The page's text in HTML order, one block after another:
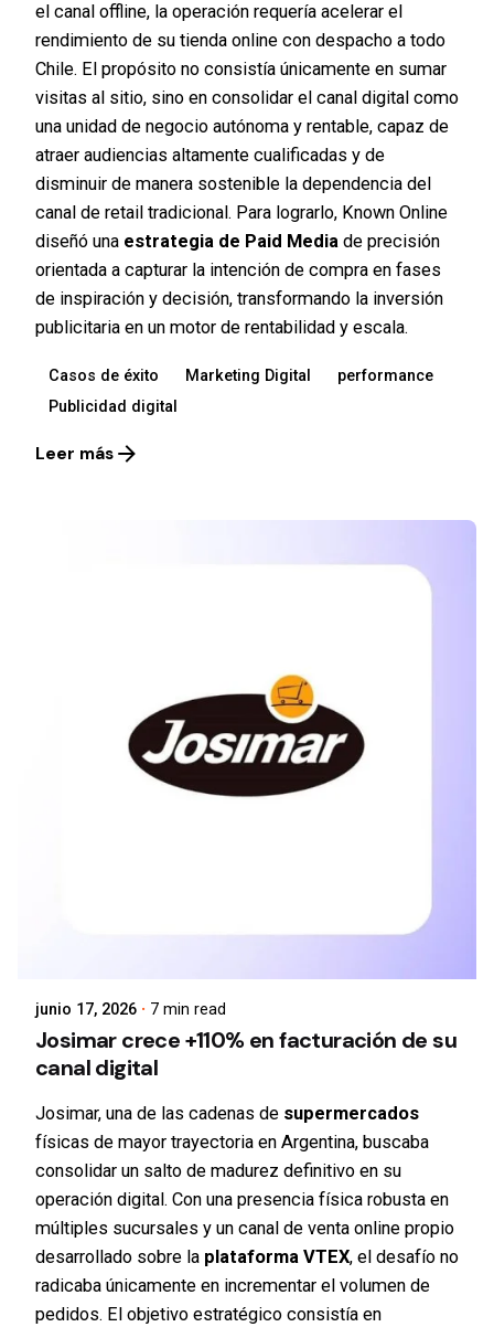
el canal offline, la operación requería acelerar el
rendimiento de su tienda online con despacho a todo
Chile. El propósito no consistía únicamente en sumar
visitas al sitio, sino en consolidar el canal digital como
una unidad de negocio autónoma y rentable, capaz de
atraer audiencias altamente cualificadas y de
disminuir de manera sostenible la dependencia del
canal de retail tradicional. Para lograrlo, Known Online
diseñó una estrategia de Paid Media de precisión
orientada a capturar la intención de compra en fases
de inspiración y decisión, transformando la inversión
publicitaria en un motor de rentabilidad y escala.
Casos de éxito Marketing Digital
performance
Publicidad digital
Leer más
junio 17, 2026 7 min read
Josimar crece +110% en facturación de su
canal digital
Josimar, una de las cadenas de supermercados
físicas de mayor trayectoria en Argentina, buscaba
consolidar un salto de madurez definitivo en su
operación digital. Con una presencia física robusta en
múltiples sucursales y un canal de venta online propio
desarrollado sobre la plataforma VTEX, el desafío no
radicaba únicamente en incrementar el volumen de
pedidos. El objetivo estratégico consistía en